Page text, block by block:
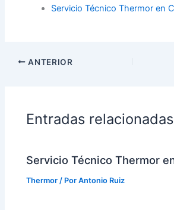
Servicio Técnico Thermor en
ANTERIOR
Entradas relacionadas
Servicio Técnico Thermor
Thermor / PorAntonio Ruiz